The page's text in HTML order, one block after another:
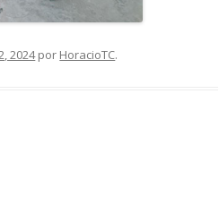
2024por HoracioTC.